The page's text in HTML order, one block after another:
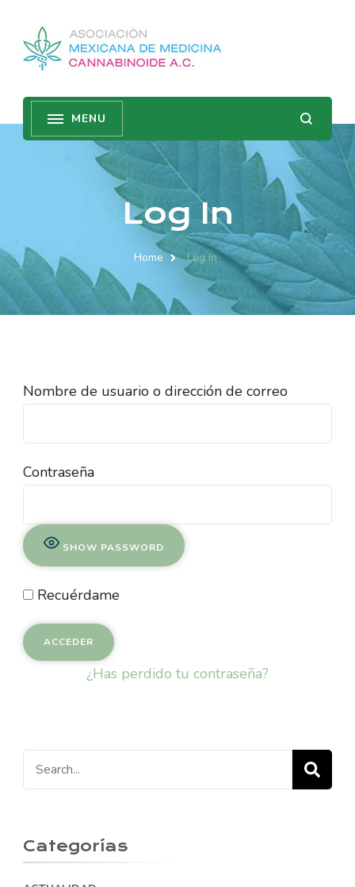
Log In
Home Log In
Nombre de usuario o dirección de correo
Contraseña
SHOW PASSWORD
Recuérdame
¿Has perdido tu contraseña?
Search
for:
Categorías